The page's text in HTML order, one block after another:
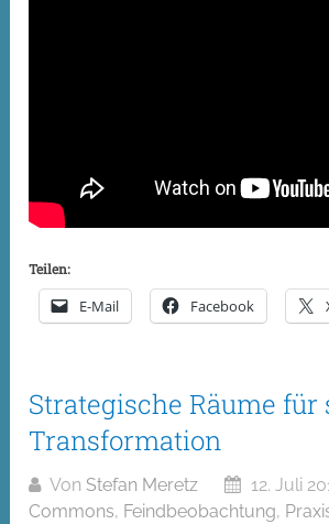
Teilen:
E-Mail Facebook
Strategische Räume für
Transformation
Von Stefan Meretz
12. Juli
Commons, Feindbeobachtung,